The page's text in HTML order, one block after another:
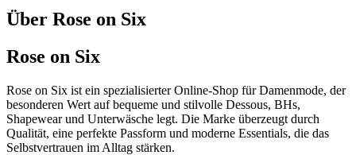
Über Rose on Six
Rose on Six
Rose on Six ist ein spezialisierter Online-Shop für Damenmode, der
besonderen Wert auf bequeme und stilvolle Dessous, BHs,
Shapewear und Unterwäsche legt. Die Marke überzeugt durch
Qualität, eine perfekte Passform und moderne Essentials, die das
Selbstvertrauen im Alltag stärken.